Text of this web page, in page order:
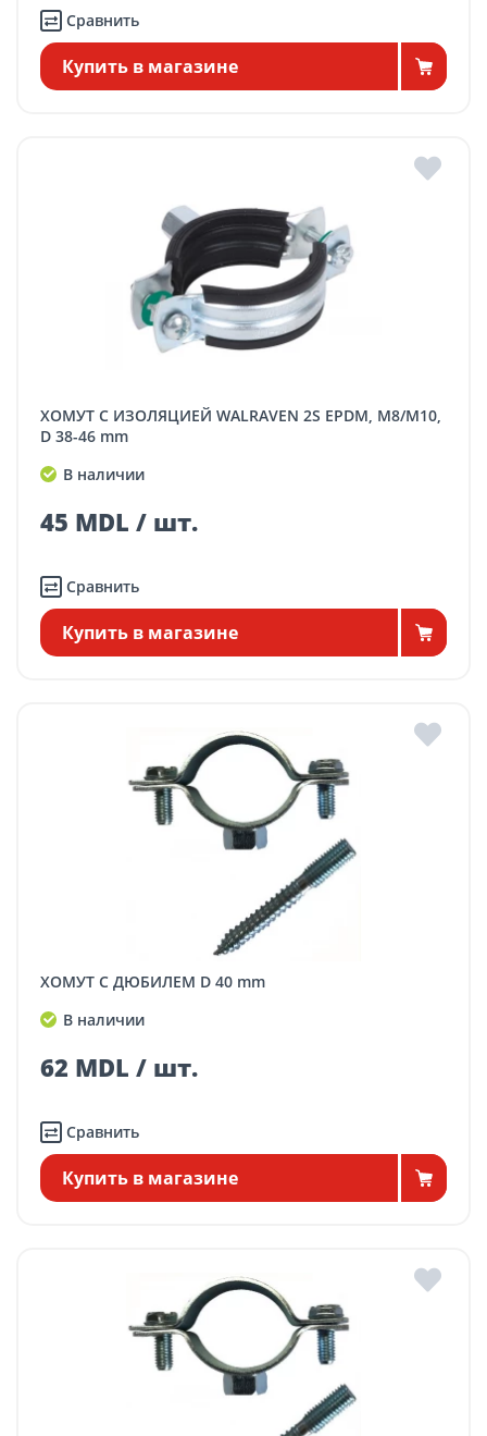
Сравнить
Купить в магазине
ХОМУТ С ИЗОЛЯЦИЕЙ WALRAVEN 2S EPDM, M8/M10,
D 38-46 mm
В наличии
45 MDL / шт.
Сравнить
Купить в магазине
ХОМУТ С ДЮБИЛЕМ D 40 mm
В наличии
62 MDL / шт.
Сравнить
Купить в магазине